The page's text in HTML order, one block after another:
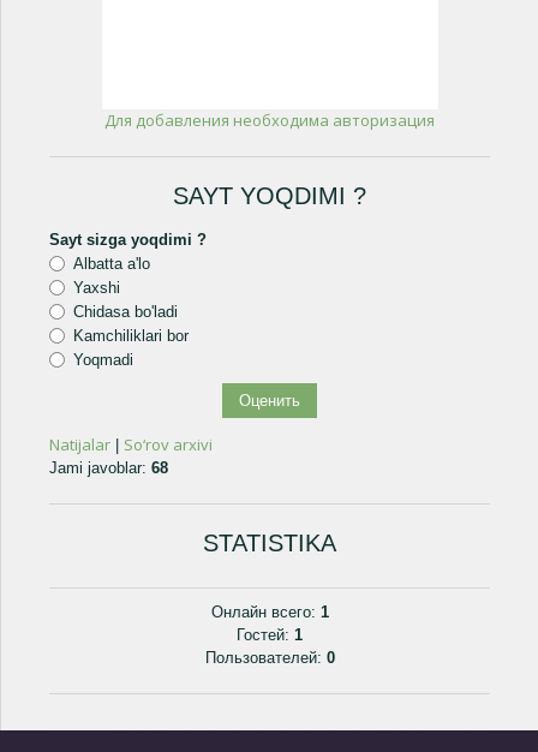
Для добавления необходима авторизация
SAYT YOQDIMI ?
Sayt sizga yoqdimi ?
Albatta a'lo
Yaxshi
Chidasa bo'ladi
Kamchiliklari bor
Yoqmadi
Natijalar So‘rov arxivi
Jami javoblar: 68
STATISTIKA
Онлайн всего: 1
Гостей: 1
Пользователей: 0